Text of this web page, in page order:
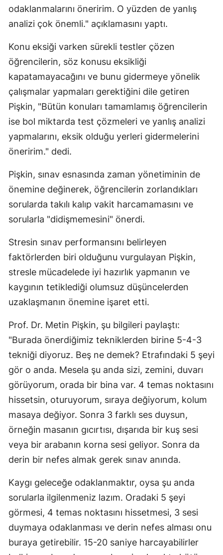
odaklanmalarını öneririm. O yüzden de yanlış
analizi çok önemli." açıklamasını yaptı.
Konu eksiği varken sürekli testler çözen
öğrencilerin, söz konusu eksikliği
kapatamayacağını ve bunu gidermeye yönelik
çalışmalar yapmaları gerektiğini dile getiren
Pişkin, "Bütün konuları tamamlamış öğrencilerin
ise bol miktarda test çözmeleri ve yanlış analizi
yapmalarını, eksik olduğu yerleri gidermelerini
öneririm." dedi.
Pişkin, sınav esnasında zaman yönetiminin de
önemine değinerek, öğrencilerin zorlandıkları
sorularda takılı kalıp vakit harcamamasını ve
sorularla "didişmemesini" önerdi.
Stresin sınav performansını belirleyen
faktörlerden biri olduğunu vurgulayan Pişkin,
stresle mücadelede iyi hazırlık yapmanın ve
kaygının tetiklediği olumsuz düşüncelerden
uzaklaşmanın önemine işaret etti.
Prof. Dr. Metin Pişkin, şu bilgileri paylaştı:
"Burada önerdiğimiz tekniklerden birine 5-4-3
tekniği diyoruz. Beş ne demek? Etrafındaki 5 şeyi
gör o anda. Mesela şu anda sizi, zemini, duvarı
görüyorum, orada bir bina var. 4 temas noktasını
hissetsin, oturuyorum, sıraya değiyorum, kolum
masaya değiyor. Sonra 3 farklı ses duysun,
örneğin masanın gıcırtısı, dışarıda bir kuş sesi
veya bir arabanın korna sesi geliyor. Sonra da
derin bir nefes almak gerek sınav anında.
Kaygı geleceğe odaklanmaktır, oysa şu anda
sorularla ilgilenmeniz lazım. Oradaki 5 şeyi
görmesi, 4 temas noktasını hissetmesi, 3 sesi
duymaya odaklanması ve derin nefes alması onu
buraya getirebilir. 15-20 saniye harcayabilirler